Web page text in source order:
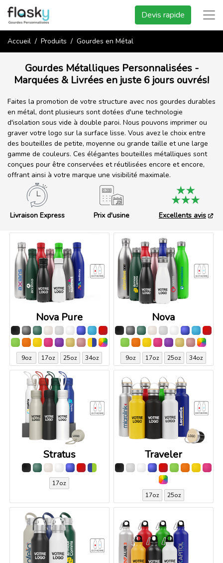
Devis rapide
Accueil Produits Gourdes en Métal
Gourdes Métalliques Personnalisées -
Marquées & Livrées en juste 6 jours ouvrés!
Faites la promotion de votre structure avec nos gourdes durables
en métal, dont plusieurs sont dotées d'une technologie
d'isolation sous vide à double paroi. Nous pouvons imprimer ou
graver votre logo sur la surface lisse. Vous avez le choix entre
des bouteilles de petite, moyenne ou grande taille et une large
gamme de couleurs. Ces élégantes bouteilles métalliques sont
conçues pour être conservées et réutilisées encore et encore,
offrant ainsi à votre marque une visibilité maximale.
Livraison Express Prix d'usine Excellents avis
Nova Pure
9oz 17oz 25oz 34oz
Nova
9oz 17oz 25oz 34oz
Stratus
17oz
Traveler
17oz 25oz